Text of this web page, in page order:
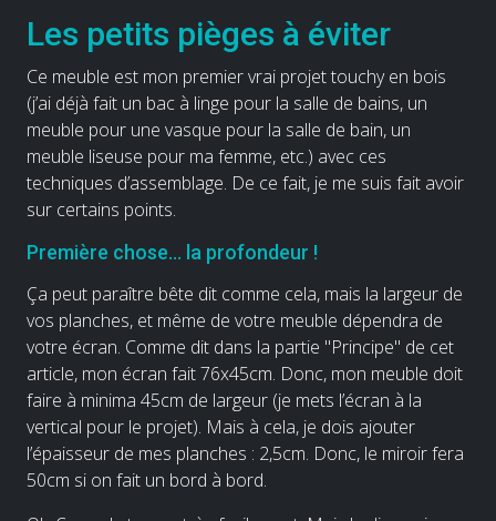
Les petits pièges à éviter
Ce meuble est mon premier vrai projet touchy en bois
(j’ai déjà fait un bac à linge pour la salle de bains, un
meuble pour une vasque pour la salle de bain, un
meuble liseuse pour ma femme, etc.) avec ces
techniques d’assemblage. De ce fait, je me suis fait avoir
sur certains points.
Première chose… la profondeur !
Ça peut paraître bête dit comme cela, mais la largeur de
vos planches, et même de votre meuble dépendra de
votre écran. Comme dit dans la partie "Principe" de cet
article, mon écran fait 76x45cm. Donc, mon meuble doit
faire à minima 45cm de largeur (je mets l’écran à la
vertical pour le projet). Mais à cela, je dois ajouter
l’épaisseur de mes planches : 2,5cm. Donc, le miroir fera
50cm si on fait un bord à bord.